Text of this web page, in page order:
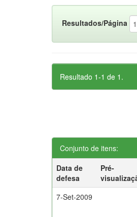
Resultados/Página
Resultado 1-1 de 1.
Conjunto de itens:
Data de
defesa
Pré-
7-Set-2009